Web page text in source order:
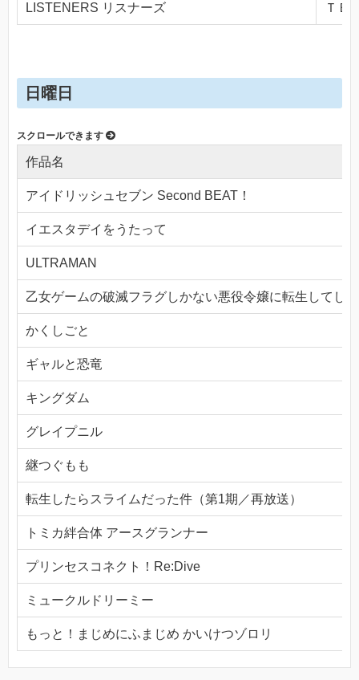
LISTENERS リスナーズ ＴＢ
日曜日
作品名
アイドリッシュセブン Second BEAT！
イエスタデイをうたって
ULTRAMAN
乙女ゲームの破滅フラグしかない悪役令嬢に転生してし
かくしごと
ギャルと恐竜
キングダム
グレイプニル
継つぐもも
転生したらスライムだった件（第1期／再放送）
トミカ絆合体 アースグランナー
プリンセスコネクト！Re:Dive
ミュークルドリーミー
もっと！まじめにふまじめ かいけつゾロリ